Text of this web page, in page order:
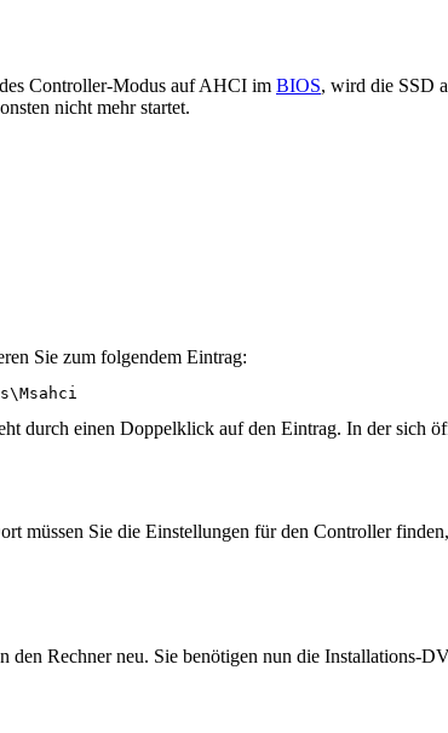
Controller-Modus auf AHCI im BIOS, wird die SSD
nicht mehr startet.
Sie zum folgendem Eintrag:
durch einen Doppelklick auf den Eintrag. In der sich
müssen Sie die Einstellungen für den Controller
den Rechner neu. Sie benötigen nun die Installations-